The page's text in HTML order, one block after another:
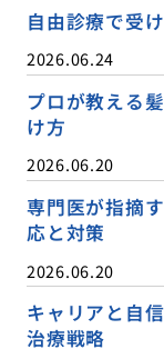
自由診療で受
2026.06.24
プロが教える
け方
2026.06.20
専門医が指摘
応と対策
2026.06.20
キャリアと自
治療戦略